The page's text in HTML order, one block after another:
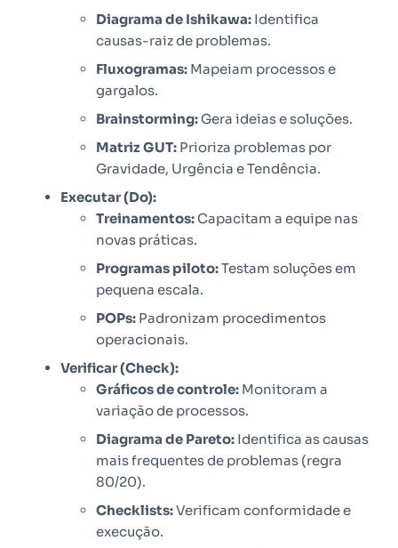
Diagrama de Ishikawa: Identifica
causas-raiz de problemas.
Fluxogramas: Mapeiam processos e
gargalos.
Brainstorming:Gera ideias e soluções.
Matriz GUT: Prioriza problemas por
Gravidade, Urgência e Tendência.
Executar (Do):
Treinamentos:Capacitam a equipe nas
novas práticas.
Programas piloto:Testam soluções em
pequena escala.
POPs: Padronizam procedimentos
operacionais.
Verificar (Check):
Gráficos de controle: Monitoram a
variação de processos.
Diagrama de Pareto: Identifica as causas
mais frequentes de problemas (regra
80/20).
Checklists:Verificam conformidade e
execução.